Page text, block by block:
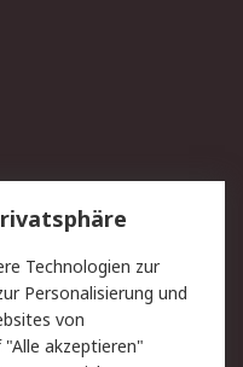
Technologien zur
Personalisierung und
von
akzeptieren"